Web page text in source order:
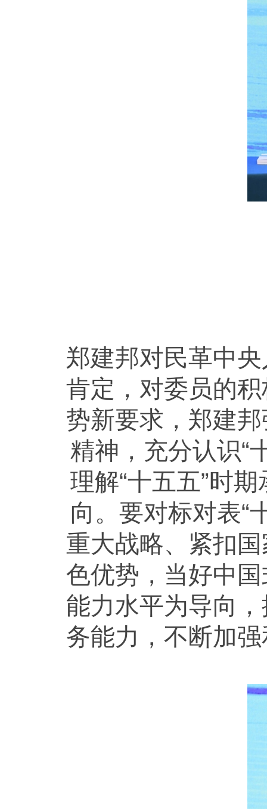
郑建邦对民革中
肯定，对委员的
势新要求，郑建
精神，充分认识“
理解“十五五”时
向。要对标对表“
重大战略、紧扣
色优势，当好中
能力水平为导向
务能力，不断加